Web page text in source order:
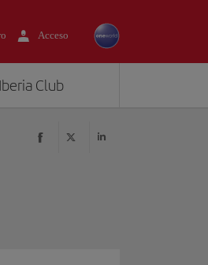
Acceso
Iberia Club